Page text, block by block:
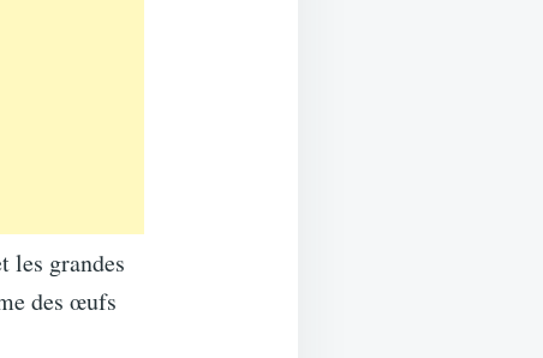
les grandes
des œufs